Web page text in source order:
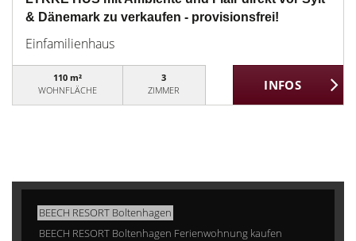
& Dänemark zu verkaufen - provisionsfrei!
Einfamilienhaus
110 m²
WOHNFLÄCHE
3
ZIMMER
BEECH RESORT Boltenhagen
BEECH RESORT Boltenhagen Ferienwohnung kaufen